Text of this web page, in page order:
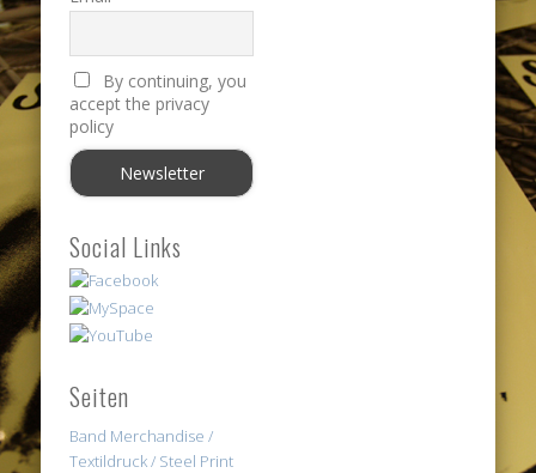
By continuing, you
accept the privacy
policy
Social Links
Seiten
Band Merchandise /
Textildruck / Steel Print